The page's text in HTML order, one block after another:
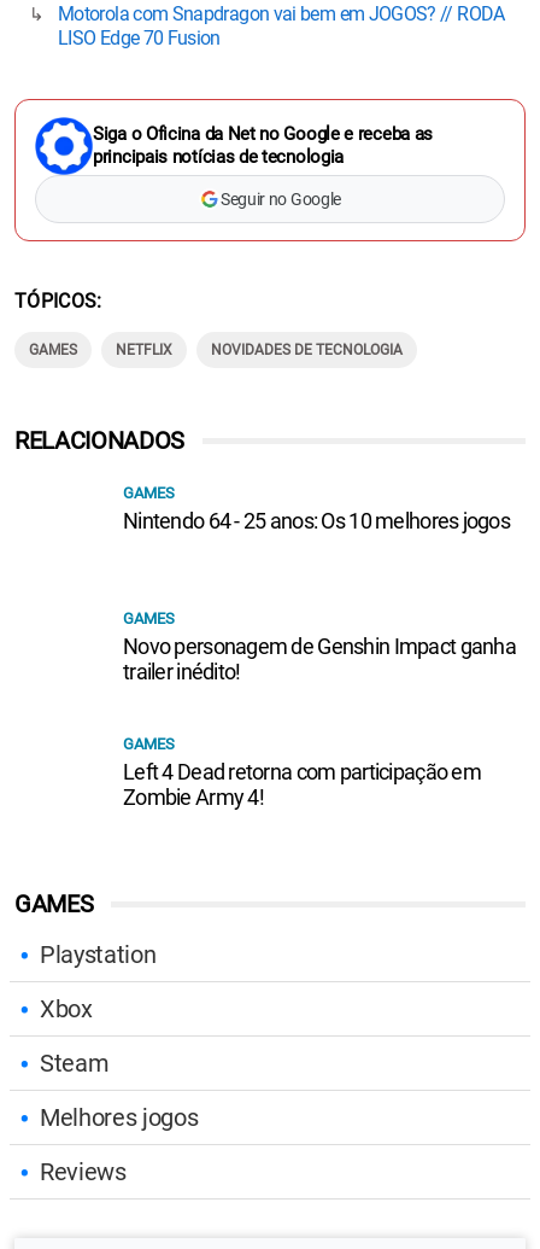
Motorola com Snapdragon vai bem em JOGOS? // RODA
LISO Edge 70 Fusion
Siga o Oficina da Net no Google e receba as
principais notícias de tecnologia
Seguir no Google
TÓPICOS
GAMES NETFLIX NOVIDADES DE TECNOLOGIA
GAMES
Playstation
Xbox
Steam
Melhores jogos
Reviews
RELACIONADOS
GAMES
Nintendo 64 - 25 anos: Os 10 melhores jogos
GAMES
Novo personagem de Genshin Impact ganha
trailer inédito!
GAMES
Left 4 Dead retorna com participação em
Zombie Army 4!